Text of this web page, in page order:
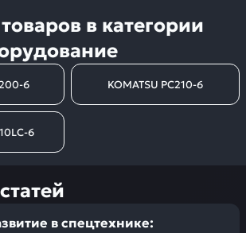
в категории
6 KOMATSU PC210-6
6
в спецтехнике: